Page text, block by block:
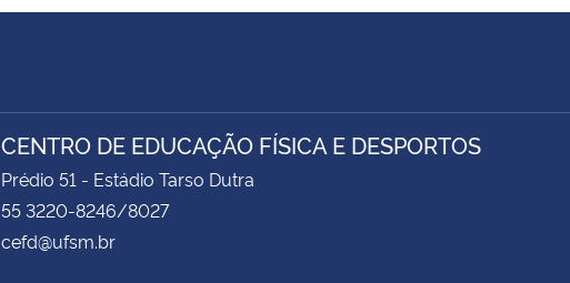
CENTRO DE EDUCAÇÃO FÍSICA E DESPORTOS
Prédio 51 - Estádio Tarso Dutra
55 3220-8246/8027
cefd@ufsm.br